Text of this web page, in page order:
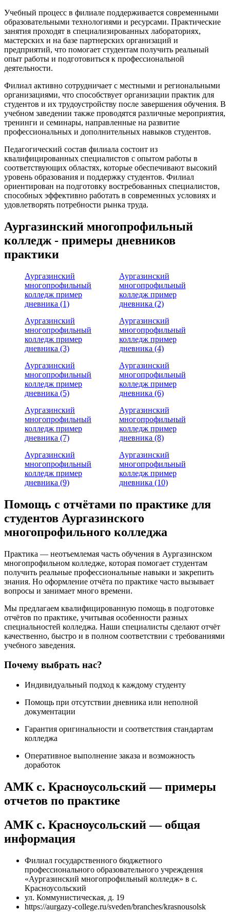
Учебный процесс в филиале поддерживается современными
образовательными технологиями и ресурсами. Практические
занятия проходят в специализированных лабораториях,
мастерских и на базе партнерских организаций и
предприятий, что помогает студентам получить реальный
опыт работы и подготовиться к профессиональной
деятельности.
Филиал активно сотрудничает с местными и региональными
организациями, что способствует организации практик для
студентов и их трудоустройству после завершения обучения. В
учебном заведении также проводятся различные мероприятия,
тренинги и семинары, направленные на развитие
профессиональных и дополнительных навыков студентов.
Педагогический состав филиала состоит из
квалифицированных специалистов с опытом работы в
соответствующих областях, которые обеспечивают высокий
уровень образования и поддержку студентов. Филиал
ориентирован на подготовку востребованных специалистов,
способных эффективно работать в современных условиях и
удовлетворять потребности рынка труда.
Аургазинский многопрофильный
колледж - примеры дневников
практики
Аургазинский
многопрофильный
колледж пример
дневника (1)
Аургазинский
многопрофильный
колледж пример
дневника (2)
Аургазинский
многопрофильный
колледж пример
дневника (3)
Аургазинский
многопрофильный
колледж пример
дневника (4)
Аургазинский
многопрофильный
колледж пример
дневника (5)
Аургазинский
многопрофильный
колледж пример
дневника (6)
Аургазинский
многопрофильный
колледж пример
дневника (7)
Аургазинский
многопрофильный
колледж пример
дневника (8)
Аургазинский
многопрофильный
колледж пример
дневника (9)
Аургазинский
многопрофильный
колледж пример
дневника (10)
Помощь с отчётами по практике для
студентов Аургазинского
многопрофильного колледжа
Практика — неотъемлемая часть обучения в Аургазинском
многопрофильном колледже, которая помогает студентам
получить реальные профессиональные навыки и закрепить
знания. Но оформление отчёта по практике часто вызывает
вопросы и занимает много времени.
Мы предлагаем квалифицированную помощь в подготовке
отчётов по практике, учитывая особенности разных
специальностей колледжа. Наши специалисты сделают отчёт
качественно, быстро и в полном соответствии с требованиями
учебного заведения.
Почему выбрать нас?
Индивидуальный подход к каждому студенту
Помощь при отсутствии дневника или неполной
документации
Гарантия оригинальности и соответствия стандартам
колледжа
Оперативное выполнение заказа и возможность
доработок
АМК с. Красноусольский — примеры
отчетов по практике
АМК с. Красноусольский — общая
информация
Филиал государственного бюджетного
профессионального образовательного учреждения
«Аургазинский многопрофильный колледж» в с.
Красноусольский
ул. Коммунистическая, д. 19
https://aurgazy-college.ru/sveden/branches/krasnousolsk